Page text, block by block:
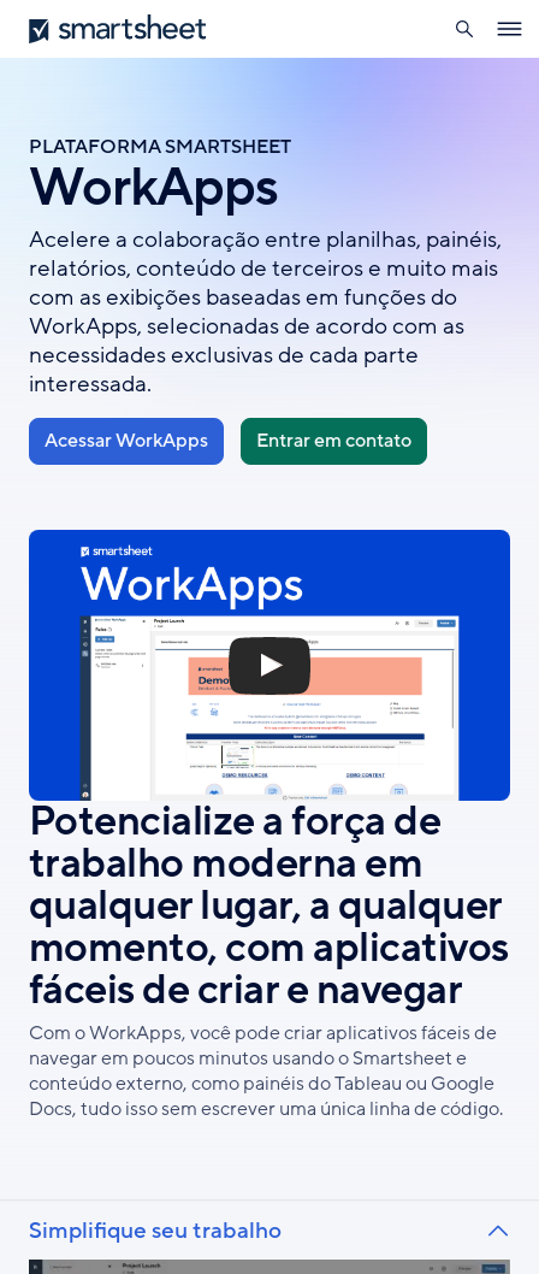
Skip
to
Smartsheet
pesquisa
PLATAFORMA SMARTSHEET
WorkApps
Acelere a colaboração entre planilhas, painéis,
relatórios, conteúdo de terceiros e muito mais
com as exibições baseadas em funções do
WorkApps, selecionadas de acordo com as
necessidades exclusivas de cada parte
interessada.
Acessar WorkApps Entrar em contato
Potencialize a força de
trabalho moderna em
qualquer lugar, a qualquer
momento, com aplicativos
fáceis de criar e navegar
Com o WorkApps, você pode criar aplicativos fáceis de
navegar em poucos minutos usando o Smartsheet e
conteúdo externo, como painéis do Tableau ou Google
Docs, tudo isso sem escrever uma única linha de código.
Simplifique seu trabalho